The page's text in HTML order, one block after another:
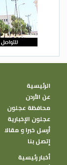
الرئيسية
عن الأردن
محافظة عجلون
عجلون الإخبارية
أرسل خبرا و مقالا
إتصل بنا
أخبار رئيسية